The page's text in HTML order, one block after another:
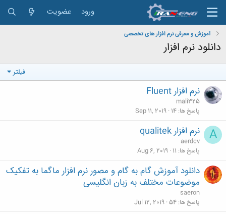
ورود عضویت
آموزش و معرفی نرم افزار های تخصصی
دانلود نرم افزار
فیلتر
نرم افزار Fluent
mali325
پاسخ ها 14
Sep 11, 2019
A نرم افزار qualitek
aerdcv
پاسخ ها 11
Aug 6, 2019
دانلود آموزش گام به گام و مصور نرم افزار ماگما به تفکیک
موضوعات مختلف به زبان انگلیسی
saeron
پاسخ ها 54
Jul 12, 2019